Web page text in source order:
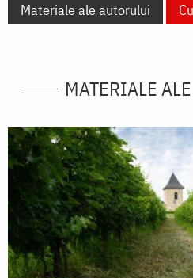
Materiale ale autorului
MATERIALE